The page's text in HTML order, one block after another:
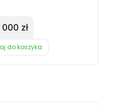
000 zł
do koszyka